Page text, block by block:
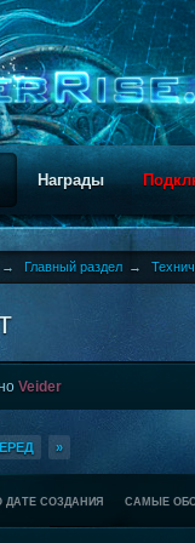
Награды
→ Главный раздел →
Veider
»
ДАТЕ СОЗДАНИЯ САМЫЕ